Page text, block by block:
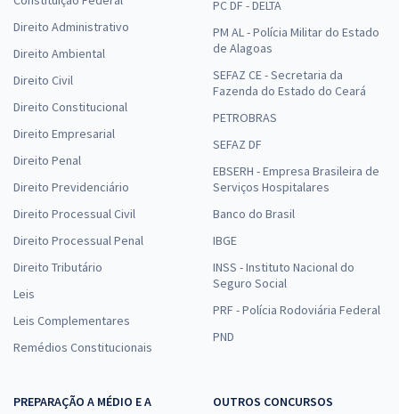
Direito Administrativo
Direito Ambiental
Direito Civil
Direito Constitucional
Direito Empresarial
Direito Penal
Direito Previdenciário
Direito Processual Civil
Direito Processual Penal
Direito Tributário
Leis
Leis Complementares
Remédios Constitucionais
PC DF - DELTA
PM AL - Polícia Militar do Estado
de Alagoas
SEFAZ CE - Secretaria da
Fazenda do Estado do Ceará
PETROBRAS
SEFAZ DF
EBSERH - Empresa Brasileira de
Serviços Hospitalares
Banco do Brasil
IBGE
INSS - Instituto Nacional do
Seguro Social
PRF - Polícia Rodoviária Federal
PND
PREPARAÇÃO A MÉDIO E A
OUTROS CONCURSOS